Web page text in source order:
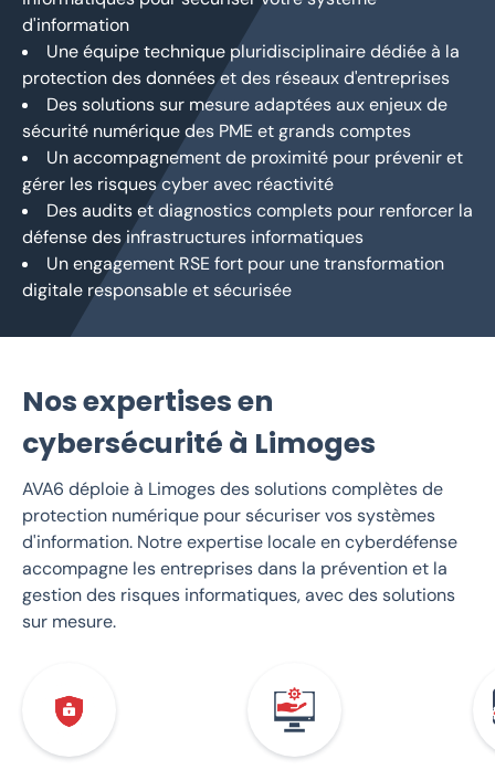
d'information
Une équipe technique pluridisciplinaire dédiée à la
protection des données et des réseaux d'entreprises
Des solutions sur mesure adaptées aux enjeux de
sécurité numérique des PME et grands comptes
Un accompagnement de proximité pour prévenir et
gérer les risques cyber avec réactivité
Des audits et diagnostics complets pour renforcer la
défense des infrastructures informatiques
Un engagement RSE fort pour une transformation
digitale responsable et sécurisée
Nos expertises en
cybersécurité à Limoges
AVA6 déploie à Limoges des solutions complètes de
protection numérique pour sécuriser vos systèmes
d'information. Notre expertise locale en cyberdéfense
accompagne les entreprises dans la prévention et la
gestion des risques informatiques, avec des solutions
sur mesure.